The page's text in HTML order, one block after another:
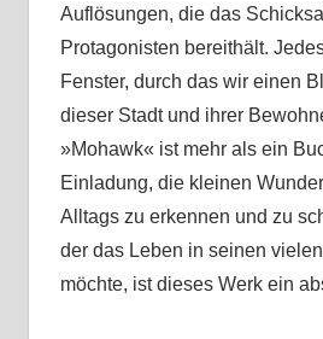
Auflösungen, die das
Protagonisten bereithält.
Fenster, durch das wir einen
dieser Stadt und ihrer
»Mohawk« ist mehr als ein
Einladung, die kleinen
Alltags zu erkennen und zu
der das Leben in seinen
möchte, ist dieses Werk ein